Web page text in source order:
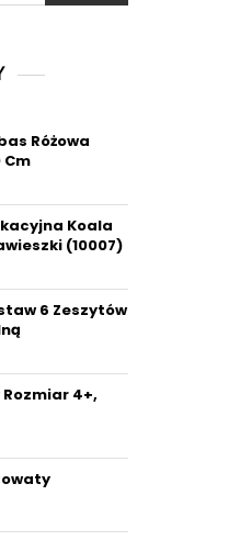
Różowa
Cm
Koala
(10007)
6 Zeszytów
4+,